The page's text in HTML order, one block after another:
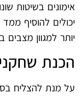
אימונים בשיטות
יכולים להוסיף
יותר למגוון
הכנת
על מנת להצליח